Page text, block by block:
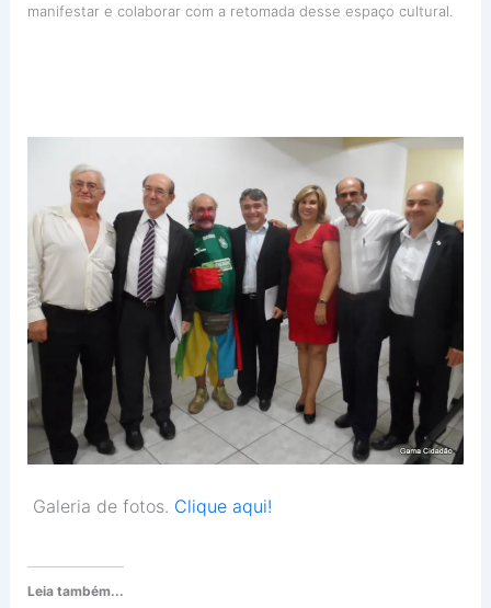
manifestar e colaborar com a retomada desse espaço cultural.
Galeria de fotos. Clique aqui!
Leia também...